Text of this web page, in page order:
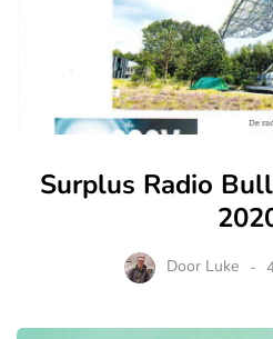
Surplus Radio
Door Luke